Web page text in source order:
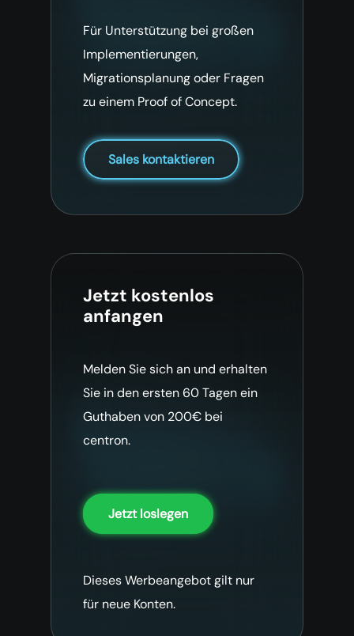
Für Unterstützung bei großen
Implementierungen,
Migrationsplanung oder Fragen
zu einem Proof of Concept.
Sales kontaktieren
Jetzt kostenlos
anfangen
Melden Sie sich an und erhalten
Sie in den ersten 60 Tagen ein
Guthaben von 200€ bei
centron.
Jetzt loslegen
Dieses Werbeangebot gilt nur
für neue Konten.